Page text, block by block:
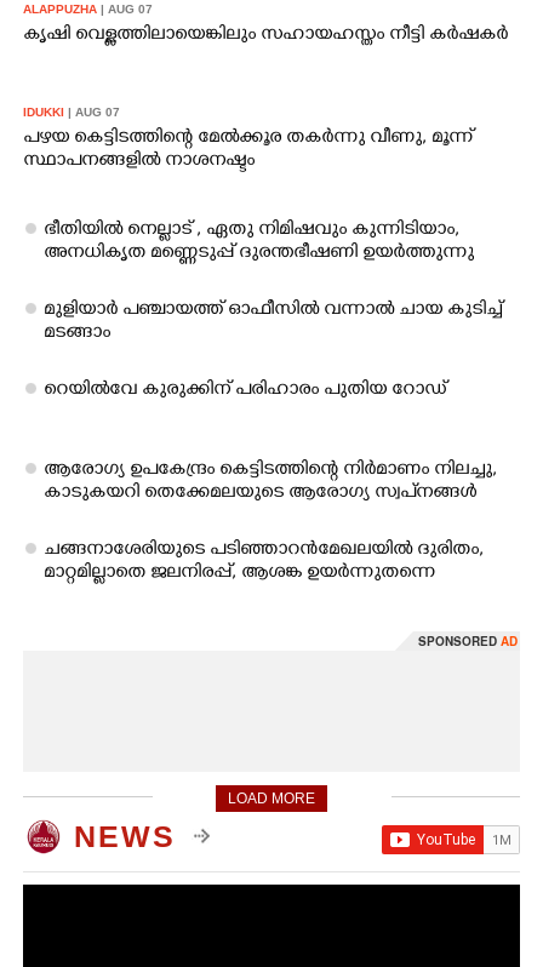
ALAPPUZHA | AUG 07
കൃഷി വെള്ളത്തിലായെങ്കിലും സഹായഹസ്തം നീട്ടി കർഷകർ
IDUKKI | AUG 07
പഴയ കെട്ടിടത്തിന്റെ മേൽക്കൂര തകർന്നു വീണു, മൂന്ന്
സ്ഥാപനങ്ങളിൽ നാശനഷ്ടം
ഭീതിയിൽ നെല്ലാട് , ഏതു നിമിഷവും കുന്നിടിയാം,
അനധികൃത മണ്ണെടുപ്പ് ദുരന്തഭീഷണി ഉയർത്തുന്നു
മുളിയാർ പഞ്ചായത്ത് ഓഫീസിൽ വന്നാൽ ചായ കുടിച്ച്
മടങ്ങാം
റെയിൽവേ കുരുക്കി​ന് പരി​ഹാരം പുതി​യ റോഡ്
ആ​രോ​ഗ്യ ഉ​പ​കേ​ന്ദ്രം കെ​ട്ടി​ട​ത്തി​ന്റെ നി​ർ​മാ​ണം നി​ല​ച്ചു,​
കാടുകയറി തെക്കേമലയുടെ ആരോഗ്യ സ്വപ്‌നങ്ങൾ
ചങ്ങനാശേരിയുടെ പടിഞ്ഞാറൻ മേഖലയിൽ ദുരിതം,
മാറ്റമില്ലാതെ ജലനിരപ്പ്,​ ആശങ്ക ഉയർന്നുതന്നെ
SPONSORED AD
LOAD MORE
NEWS